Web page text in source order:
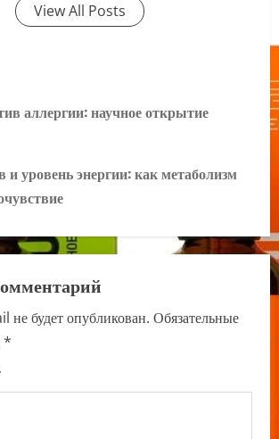
View All Posts
аллергии: научное открытие
уровень энергии: как метаболизм
не будет опубликован. Обязательные
*